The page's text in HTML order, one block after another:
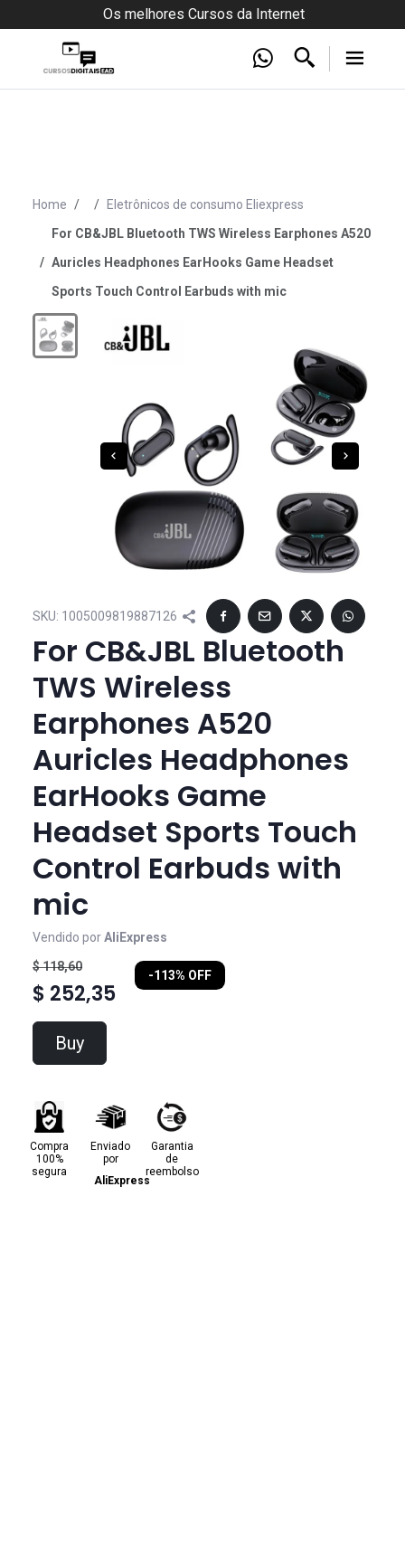
Os melhores Cursos da Internet
Home
Eletrônicos de consumo Eliexpress
For CB&JBL Bluetooth TWS Wireless Earphones A520
Auricles Headphones EarHooks Game Headset
Sports Touch Control Earbuds with mic
SKU: 1005009819887126
For CB&JBL Bluetooth
TWS Wireless
Earphones A520
Auricles Headphones
EarHooks Game
Headset Sports Touch
Control Earbuds with
mic
Vendido porAliExpress
$ 118,60
-113% OFF
$ 252,35
Buy
Compra
100%
segura
Enviado
por
AliExpress
Garantia
de
reembolso